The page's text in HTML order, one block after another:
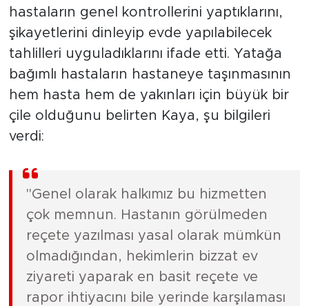
hastaların genel kontrollerini yaptıklarını,
şikayetlerini dinleyip evde yapılabilecek
tahlilleri uyguladıklarını ifade etti. Yatağa
bağımlı hastaların hastaneye taşınmasının
hem hasta hem de yakınları için büyük bir
çile olduğunu belirten Kaya, şu bilgileri
verdi:
"Genel olarak halkımız bu hizmetten
çok memnun. Hastanın görülmeden
reçete yazılması yasal olarak mümkün
olmadığından, hekimlerin bizzat ev
ziyareti yaparak en basit reçete ve
rapor ihtiyacını bile yerinde karşılaması